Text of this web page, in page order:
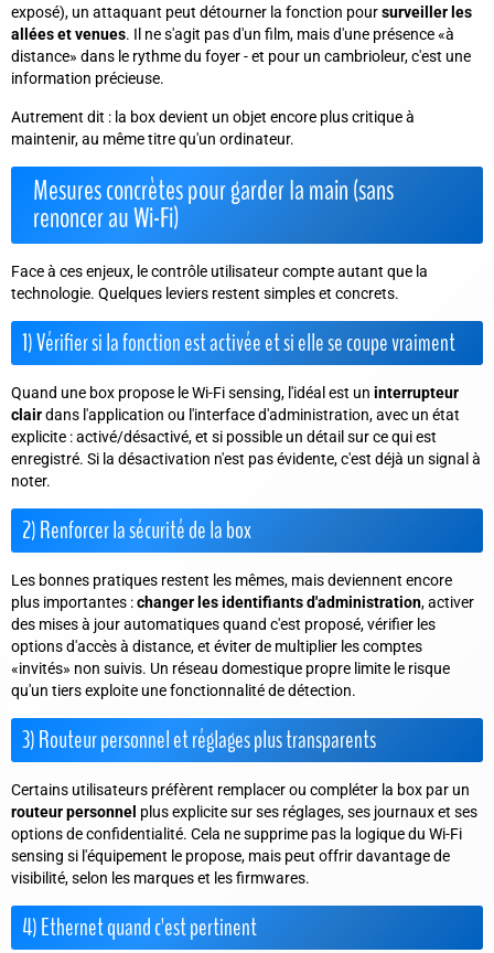
exposé), un attaquant peut détourner la fonction poursurveiller les
allées et venues. Il ne s'agit pas d'un film, mais d'une présence «à
distance» dans le rythme du foyer - et pour un cambrioleur, c'est une
information précieuse.
Autrement dit : la box devient un objet encore plus critique à
maintenir, au même titre qu'un ordinateur.
Mesures concrètes pour garder la main (sans
renoncer au Wi-Fi)
Face à ces enjeux, le contrôle utilisateur compte autant que la
technologie. Quelques leviers restent simples et concrets.
1) Vérifier si la fonction est activée et si elle se coupe vraiment
Quand une box propose le Wi-Fi sensing, l'idéal est un interrupteur
clairdans l'application ou l'interface d'administration, avec un état
explicite : activé/désactivé, et si possible un détail sur ce qui est
enregistré. Si la désactivation n'est pas évidente, c'est déjà un signal à
noter.
2) Renforcer la sécurité de la box
Les bonnes pratiques restent les mêmes, mais deviennent encore
plus importantes :changer les identifiants d'administration, activer
des mises à jour automatiques quand c'est proposé, vérifier les
options d'accès à distance, et éviter de multiplier les comptes
«invités» non suivis. Un réseau domestique propre limite le risque
qu'un tiers exploite une fonctionnalité de détection.
3) Routeur personnel et réglages plus transparents
Certains utilisateurs préfèrent remplacer ou compléter la box par un
routeur personnel plus explicite sur ses réglages, ses journaux et ses
options de confidentialité. Cela ne supprime pas la logique du Wi-Fi
sensing si l'équipement le propose, mais peut offrir davantage de
visibilité, selon les marques et les firmwares.
4) Ethernet quand c'est pertinent